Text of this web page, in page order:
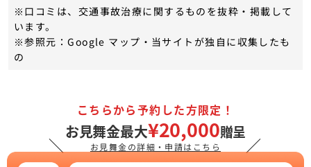
※口コミは、交通事故治療に関するものを抜粋・掲載して
います。
※参照元：Google マップ・当サイトが独自に収集したも
の
＼
こちらから予約した方限定！
お見舞金最大¥20,000贈呈
お見舞金の詳細・申請はこちら ／